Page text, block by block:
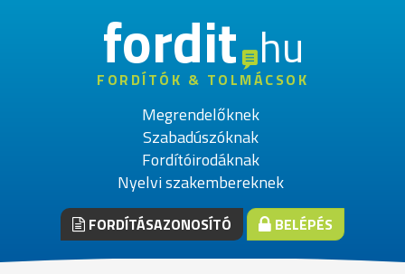
fordithu
FORDÍTÓK & TOLMÁCSOK
Megrendelőknek
Szabadúszóknak
Fordítóirodáknak
Nyelvi szakembereknek
FORDÍTÁSAZONOSÍTÓ BELÉPÉS